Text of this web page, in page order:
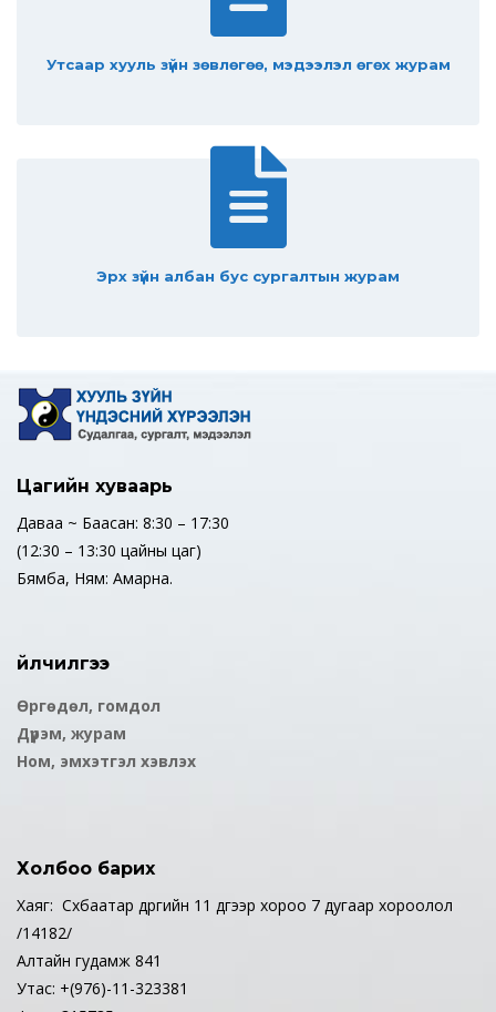
Утсаар хууль зүйн зөвлөгөө, мэдээлэл өгөх журам
Эрх зүйн албан бус сургалтын журам
Цагийн хуваарь
Даваа ~ Баасан: 8:30 – 17:30
(12:30 – 13:30 цайны цаг)
Бямба, Ням: Амарна.
Үйлчилгээ
Өргөдөл, гомдол
Дүрэм, журам
Ном, эмхэтгэл хэвлэх
Холбоо барих
Хаяг: Сүхбаатар дүүргийн 11 дүгээр хороо 7 дугаар хороолол
/14182/
Алтайн гудамж 841
Утас: +(976)-11-323381